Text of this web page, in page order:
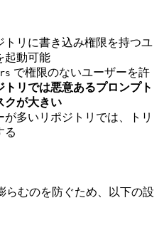
トリに書き込み権限を持つユ
起動可能
で権限のないユーザーを許
トリでは悪意あるプロンプト
クが大きい
多いリポジトリでは、トリ
る
らむのを防ぐため、以下の設